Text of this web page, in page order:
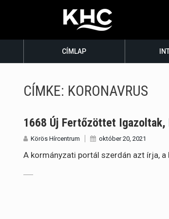
CÍMLAP
CÍMKE: KORONAVRUS
1668 Új Fertőzöttet Igazoltak,
Körös Hírcentrum október 20, 2021
A kormányzati portál szerdán azt írja,